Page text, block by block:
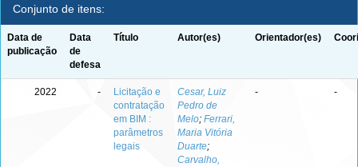
Conjunto de itens:
Data de
publicação
Data
de
defesa
Título Autor(es) Orientador(es)
2022 -
Licitação e
contratação
em BIM :
parâmetros
legais
Cesar, Luiz
Pedro de
Melo; Ferrari,
Maria Vitória
Duarte;
Carvalho,
- -